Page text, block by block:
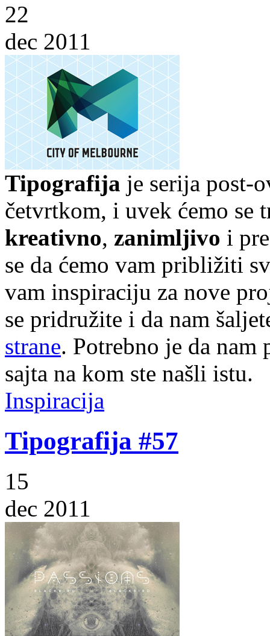
22
dec 2011
Tipografija je serija post-
četvrtkom, i uvek ćemo se
kreativno, zanimljivo i
se da ćemo vam približiti
vam inspiraciju za nove
se pridružite i da nam
strane. Potrebno je da
sajta na kom ste našli istu.
Inspiracija
Tipografija #57
15
dec 2011